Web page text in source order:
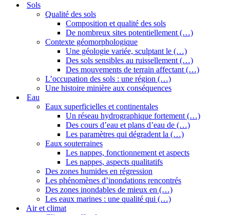
Sols
Qualité des sols
Composition et qualité des sols
De nombreux sites potentiellement (…)
Contexte géomorphologique
Une géologie variée, sculptant le (…)
Des sols sensibles au ruissellement (…)
Des mouvements de terrain affectant (…)
L’occupation des sols : une région (…)
Une histoire minière aux conséquences
Eau
Eaux superficielles et continentales
Un réseau hydrographique fortement (…)
Des cours d’eau et plans d’eau de (…)
Les paramètres qui dégradent la (…)
Eaux souterraines
Les nappes, fonctionnement et aspects
Les nappes, aspects qualitatifs
Des zones humides en régression
Les phénomènes d’inondations rencontrés
Des zones inondables de mieux en (…)
Les eaux marines : une qualité qui (…)
Air et climat